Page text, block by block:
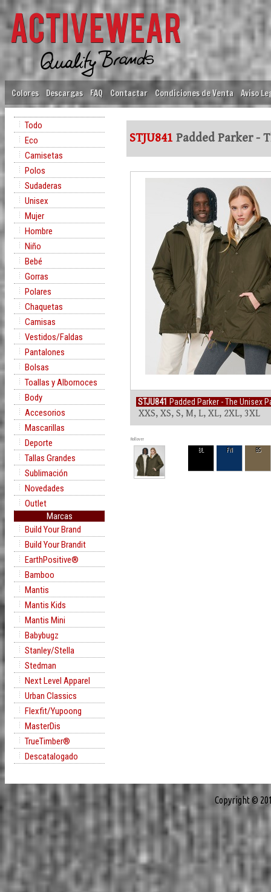
Colores Descargas FAQ Contactar Condiciones de Venta Aviso
Todo
Eco
Camisetas
Polos
Sudaderas
Unisex
Mujer
Hombre
Niño
Bebé
Gorras
Polares
Chaquetas
Camisas
Vestidos/Faldas
Pantalones
Bolsas
Toallas y Albornoces
Body
Accesorios
Mascarillas
Deporte
Tallas Grandes
Sublimación
Novedades
Outlet
Marcas
Build Your Brand
Build Your Brandit
EarthPositive®
Bamboo
Mantis
Mantis Kids
Mantis Mini
Babybugz
Stanley/Stella
Stedman
Next Level Apparel
Urban Classics
Flexfit/Yupoong
MasterDis
TrueTimber®
Descatalogado
STJU841 Padded Parker -
STJU841 Padded Parker - The Unisex
XXS, XS, S, M, L, XL, 2XL, 3XL
Rollover
BL FN BS
Copyright ©